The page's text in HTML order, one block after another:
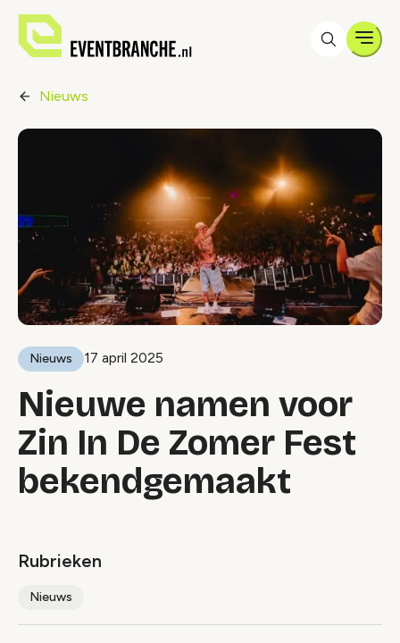
Nieuws
Nieuws 17 april 2025
Nieuwe namen voor
Zin In De Zomer Fest
bekendgemaakt
Rubrieken
Nieuws